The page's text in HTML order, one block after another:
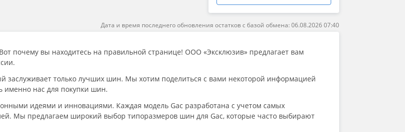
Formula
Fronway
Gislaved
Goform
Дата и время последнего обновления остатков с базой обмена: 06.08.2026 07:40
почему вы находитесь на правильной странице! ООО «Эксклюзив» предлагает вам
заслуживает только лучших шин. Мы хотим поделиться с вами некоторой информацией
именно нас для покупки шин.
идеями и инновациями. Каждая модель Gac разработана с учетом самых
Мы предлагаем широкий выбор типоразмеров шин для Gac, которые часто выбирают